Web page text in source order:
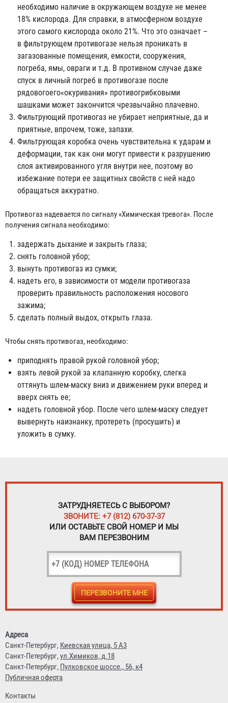
необходимо наличие в окружающем воздухе не менее
18% кислорода. Для справки, в атмосферном воздухе
этого самого кислорода около 21%. Что это означает –
в фильтрующем противогазе нельзя проникать в
загазованные помещения, емкости, сооружения,
погреба, ямы, овраги и т.д. В противном случае даже
спуск в личный погреб в противогазе после
рядовогоего«окуривания» противогрибковыми
шашками может закончится чрезвычайно плачевно.
Фильтрующий противогаз не убирает неприятные, да и
приятные, впрочем, тоже, запахи.
Фильтрующая коробка очень чувствительна к ударам и
деформации, так как они могут привести к разрушению
слоя активированного угля внутри нее, поэтому во
избежание потери ее защитных свойств с ней надо
обращаться аккуратно.
Противогаз надевается по сигналу «Химическая тревога». После
получения сигнала необходимо:
задержать дыхание и закрыть глаза;
снять головной убор;
вынуть противогаз из сумки;
надеть его, в зависимости от модели противогаза
проверить правильность расположения носового
зажима;
сделать полный выдох, открыть глаза.
Чтобы снять противогаз, необходимо:
приподнять правой рукой головной убор;
взять левой рукой за клапанную коробку, слегка
оттянуть шлем-маску вниз и движением руки вперед и
вверх снять ее;
надеть головной убор. После чего шлем-маску следует
вывернуть наизнанку, протереть (просушить) и
уложить в сумку.
ЗАТРУДНЯЕТЕСЬ С ВЫБОРОМ?
ЗВОНИТЕ: +7 (812) 670-37-37
ИЛИ ОСТАВЬТЕ СВОЙ НОМЕР И МЫ
ВАМ ПЕРЕЗВОНИМ
Адреса
Санкт-Петербург, Киевская улица, 5 А3
Санкт-Петербург,ул.Химиков, д.18
Санкт-Петербург, Пулковское шоссе., 56, к4
Публичная оферта
Контакты